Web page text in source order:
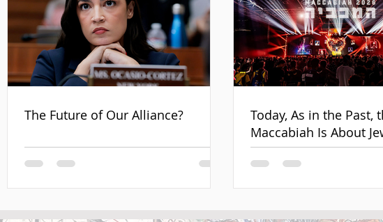
The Future of Our Alliance?
Today, As in the Past,
Maccabiah Is About
and Unity